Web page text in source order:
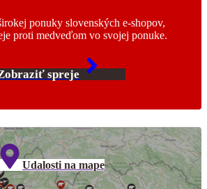
ponuky slovenských e-shopov,
proti medveďom vo svojej ponuke.
spreje
Udalosti na mape